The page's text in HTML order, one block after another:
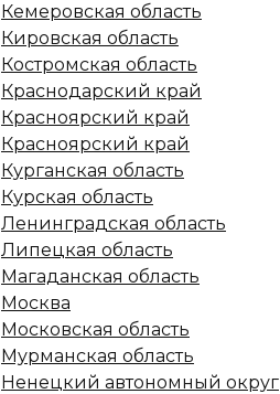
Кемеровская область
Кировская область
Костромская область
Краснодарский край
Красноярский край
Красноярский край
Курганская область
Курская область
Ленинградская область
Липецкая область
Магаданская область
Москва
Московская область
Мурманская область
Ненецкий автономный округ